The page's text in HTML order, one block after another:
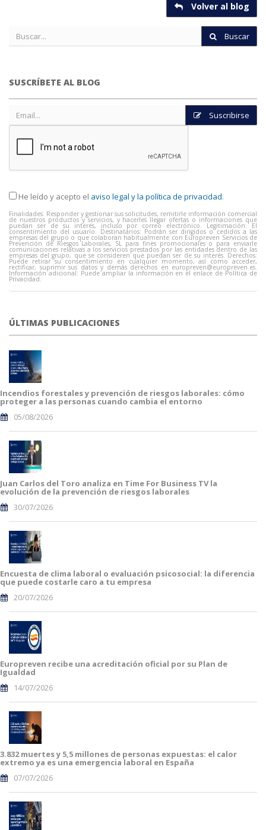
Volver al blog
Buscar
SUSCRÍBETE AL BLOG
Suscribirse
He leído y acepto el aviso legal y la política de privacidad.
Finalidades: Responder y gestionar sus solicitudes, remitirle información comercial
de nuestros productos y servicios, y hacerles llegar ofertas o informaciones que
puedan ser de su interés, incluso por correo electrónico. Legitimación: El
consentimiento del usuario. Destinatarios: Podrán ser dirigidos o cedidos a las
empresas del grupo o que colaboran habitualmente con Europreven Servicios de
Prevención de Riesgos Laborales, SL para fines promocionales o para enviarle
comunicaciones relativas a los servicios prestados por las entidades dentro de las
empresas del grupo, que se consideren que puedan ser de su interés. Derechos:
Puede retirar su consentimiento en cualquier momento, así como acceder,
rectificar, suprimir sus datos y demás derechos en europreven@europreven.es.
Información adicional: Puede ampliar la información en el enlace de Política de
Privacidad.
ÚLTIMAS PUBLICACIONES
Incendios forestales y prevención de riesgos laborales: cómo
proteger a las personas cuando cambia el entorno
05/08/2026
Juan Carlos del Toro analiza en Time For Business TV la
evolución de la prevención de riesgos laborales
30/07/2026
Encuesta de clima laboral o evaluación psicosocial: la diferencia
que puede costarle caro a tu empresa
20/07/2026
Europreven recibe una acreditación oficial por su Plan de
Igualdad
14/07/2026
3.832 muertes y 5,5 millones de personas expuestas: el calor
extremo ya es una emergencia laboral en España
07/07/2026